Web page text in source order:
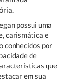
possui uma
carismática e
conhecidos por
de
que
em sua